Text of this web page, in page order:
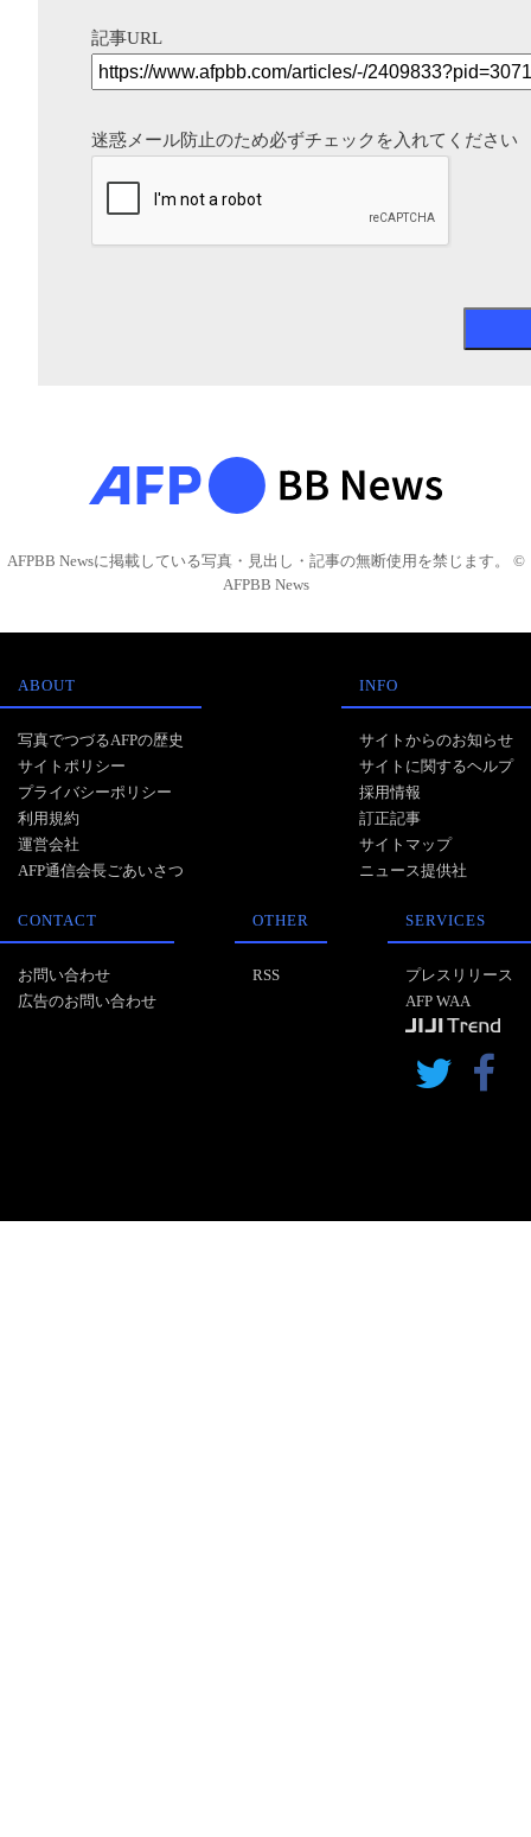
記事URL
迷惑メール防止のため必ずチェックを入れてください
AFPBB Newsに掲載している写真・見出し・記事の無断使用を禁じます。 ©
AFPBB News
ABOUT
写真でつづるAFPの歴史
サイトポリシー
プライバシーポリシー
利用規約
運営会社
AFP通信会長ごあいさつ
INFO
サイトからのお知らせ
サイトに関するヘルプ
採用情報
訂正記事
サイトマップ
ニュース提供社
CONTACT
お問い合わせ
広告のお問い合わせ
OTHER
RSS
SERVICES
プレスリリース
AFP WAA